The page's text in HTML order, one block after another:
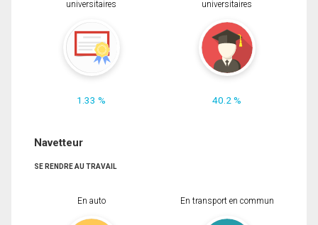
universitaires
1.33 %
universitaires
40.2 %
Navetteur
SE RENDRE AU TRAVAIL
En auto En transport en commun